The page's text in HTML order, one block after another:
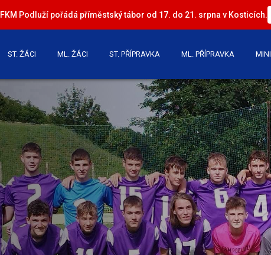
FKM Podluží pořádá příměstský tábor od 17. do 21. srpna v Kosticích.
ST. ŽÁCI ML. ŽÁCI ST. PŘÍPRAVKA ML. PŘÍPRAVKA MINI